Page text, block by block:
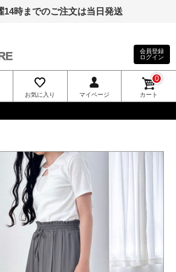
14時までのご注文は当日発送
会員登録
ログイン
お気に入り マイページ カート
0